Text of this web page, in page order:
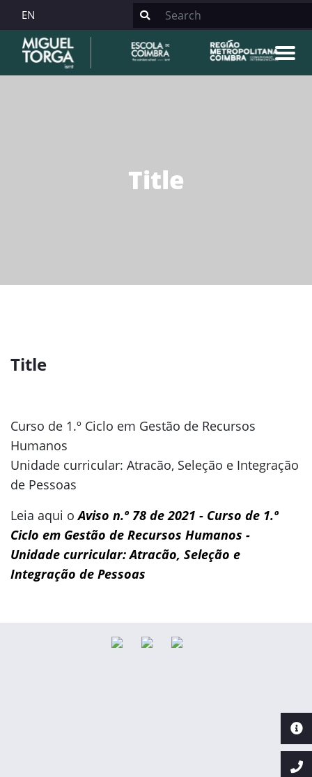
EN
Title
Title
Curso de 1.º Ciclo em Gestão de Recursos
Humanos
Unidade curricular: Atracão, Seleção e Integração
de Pessoas
Leia aqui oAviso n.º 78 de 2021 - Curso de 1.º
Ciclo em Gestão de Recursos Humanos -
Unidade curricular: Atracão, Seleção e
Integração de Pessoas